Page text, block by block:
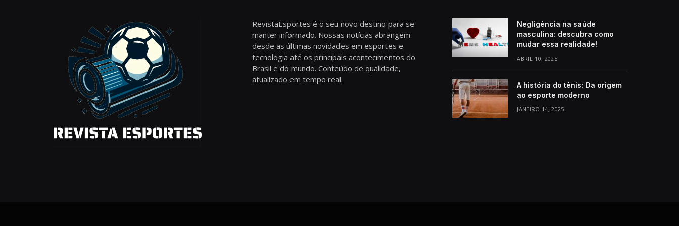
RevistaEsportes é o seu novo destino para se
manter informado. Nossas notícias abrangem
desde as últimas novidades em esportes e
tecnologia até os principais acontecimentos do
Brasil e do mundo. Conteúdo de qualidade,
atualizado em tempo real.
Negligência na saúde
masculina: descubra como
mudar essa realidade!
ABRIL 10, 2025
A história do tênis: Da origem
ao esporte moderno
JANEIRO 14, 2025